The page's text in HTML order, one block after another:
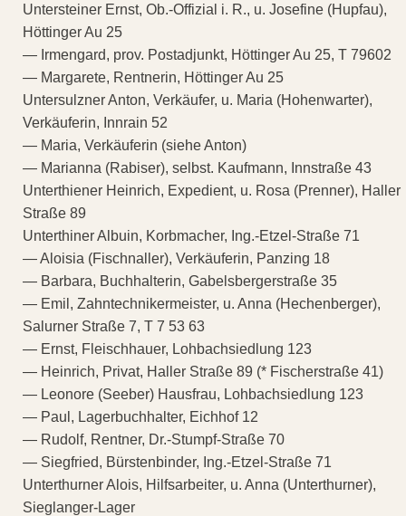
Untersteiner Ernst, Ob.-Offizial i. R., u. Josefine (Hupfau),
Höttinger Au 25
— Irmengard, prov. Postadjunkt, Höttinger Au 25, T 79602
— Margarete, Rentnerin, Höttinger Au 25
Untersulzner Anton, Verkäufer, u. Maria (Hohenwarter),
Verkäuferin, Innrain 52
— Maria, Verkäuferin (siehe Anton)
— Marianna (Rabiser), selbst. Kaufmann, Innstraße 43
Unterthiener Heinrich, Expedient, u. Rosa (Prenner), Haller
Straße 89
Unterthiner Albuin, Korbmacher, Ing.-Etzel-Straße 71
— Aloisia (Fischnaller), Verkäuferin, Panzing 18
— Barbara, Buchhalterin, Gabelsbergerstraße 35
— Emil, Zahntechnikermeister, u. Anna (Hechenberger),
Salurner Straße 7, T 7 53 63
— Ernst, Fleischhauer, Lohbachsiedlung 123
— Heinrich, Privat, Haller Straße 89 (* Fischerstraße 41)
— Leonore (Seeber) Hausfrau, Lohbachsiedlung 123
— Paul, Lagerbuchhalter, Eichhof 12
— Rudolf, Rentner, Dr.-Stumpf-Straße 70
— Siegfried, Bürstenbinder, Ing.-Etzel-Straße 71
Unterthurner Alois, Hilfsarbeiter, u. Anna (Unterthurner),
Sieglanger-Lager